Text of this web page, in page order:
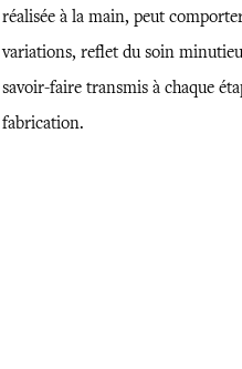
réalisée à la main, peut
variations, reflet du soin
savoir-faire transmis à chaque
fabrication.